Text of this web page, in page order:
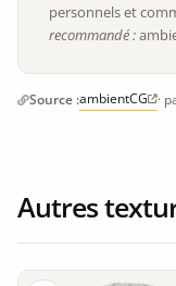
personnels et
recommandé :
Source :ambientCG ·
Autres